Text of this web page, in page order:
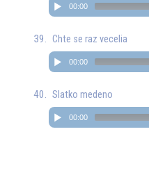
00:00
Chte se raz vecelia
00:00
Slatko medeno
00:00